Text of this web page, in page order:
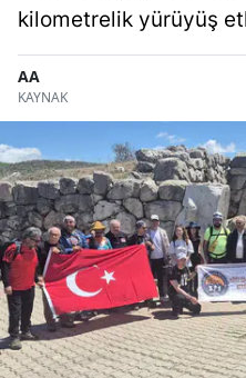
kilometrelik yürüyüş
AA
KAYNAK